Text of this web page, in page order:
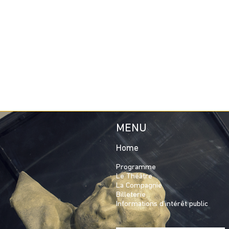
MENU
Home
Programme
Le Théâtre
La Compagnie
Billeterie
Informations d’intérêt public